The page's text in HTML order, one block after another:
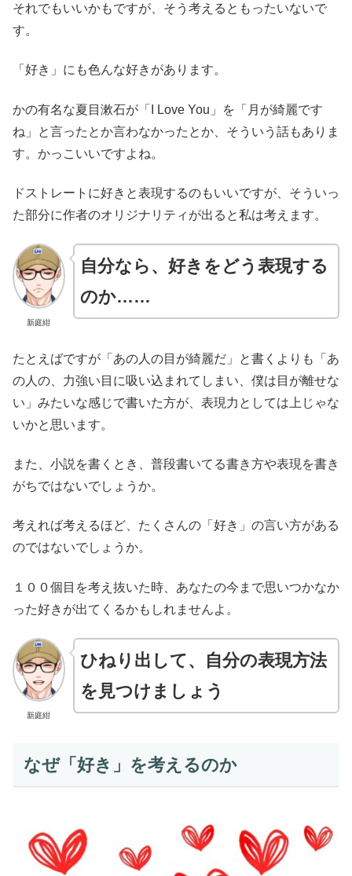
それでもいいかもですが、そう考えるともったいないで
す。
「好き」にも色んな好きがあります。
かの有名な夏目漱石が「I Love You」を「月が綺麗です
ね」と言ったとか言わなかったとか、そういう話もありま
す。かっこいいですよね。
ドストレートに好きと表現するのもいいですが、そういっ
た部分に作者のオリジナリティが出ると私は考えます。
新庭紺
自分なら、好きをどう表現する
のか……
たとえばですが「あの人の目が綺麗だ」と書くよりも「あ
の人の、力強い目に吸い込まれてしまい、僕は目が離せな
い」みたいな感じで書いた方が、表現力としては上じゃな
いかと思います。
また、小説を書くとき、普段書いてる書き方や表現を書き
がちではないでしょうか。
考えれば考えるほど、たくさんの「好き」の言い方がある
のではないでしょうか。
１００個目を考え抜いた時、あなたの今まで思いつかなか
った好きが出てくるかもしれませんよ。
新庭紺
ひねり出して、自分の表現方法
を見つけましょう
なぜ「好き」を考えるのか